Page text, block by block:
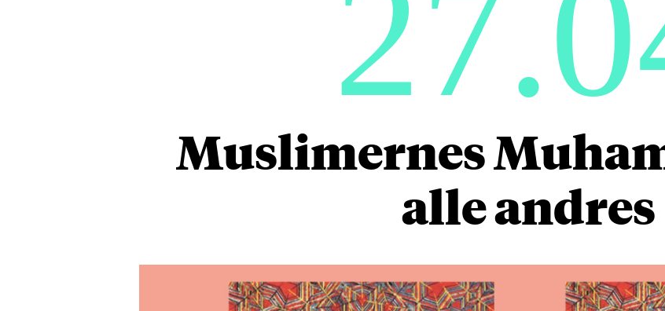
Muslimernes
alle andres